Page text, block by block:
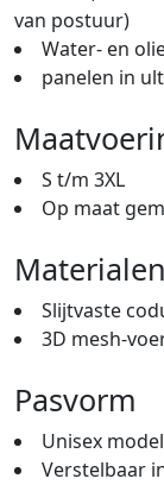
van postuur)
Water- en
panelen in
S t/m 3XL
Op maat
Materialen
Slijtvaste
3D mesh-
Pasvorm
Unisex model
Verstelbaar